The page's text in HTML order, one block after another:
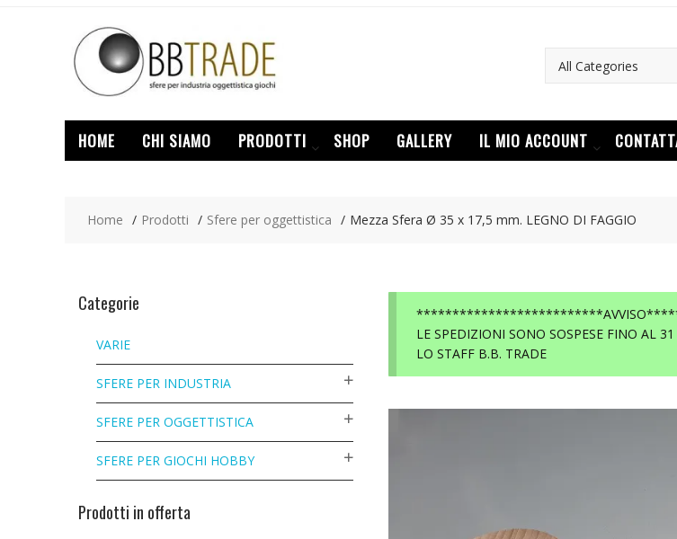
HOME CHI SIAMO PRODOTTI SHOP GALLERY IL MIO ACCOUNT
Home Prodotti Sfere per oggettistica Mezza Sfera Ø 35 x 17,5 mm. LEGNO DI FAGGIO
LE SPEDIZIONI SONO SOSPESE FINO AL
LO STAFF B.B. TRADE
Categorie
VARIE
SFERE PER INDUSTRIA
SFERE PER OGGETTISTICA
SFERE PER GIOCHI HOBBY
Prodotti in offerta